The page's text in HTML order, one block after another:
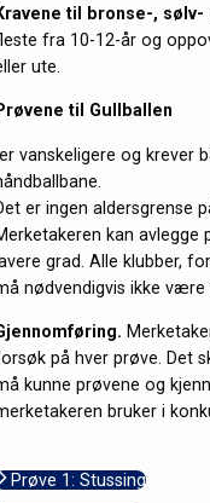
til bronse-,
fra 10-12-år og
ute.
til Gullballen
er vanskeligere og krever
er ingen aldersgrense
kan avlegge
grad. Alle klubber,
nødvendigvis ikke være
på hver prøve. Det
kunne prøvene og
bruker i
Prøve 1: Stussing